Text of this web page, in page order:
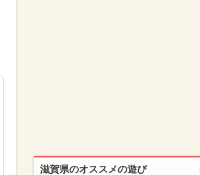
滋賀県のオススメの遊び